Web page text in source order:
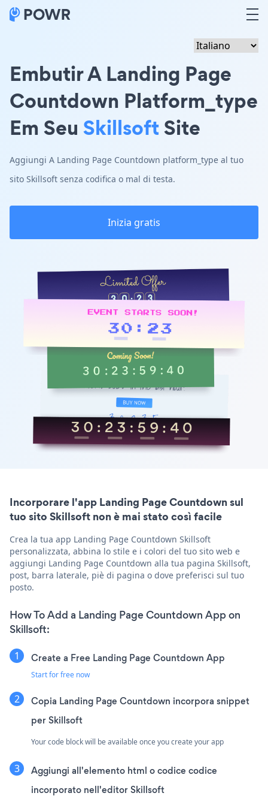
Embutir A Landing Page
Countdown Platform_type
Em Seu SkillsoftSite
Aggiungi A Landing Page Countdown platform_type al tuo
sito Skillsoft senza codifica o mal di testa.
Inizia gratis
Incorporare l'app Landing Page Countdown sul
tuo sito Skillsoft non è mai stato così facile
Crea la tua app Landing Page Countdown Skillsoft
personalizzata, abbina lo stile e i colori del tuo sito web e
aggiungi Landing Page Countdown alla tua pagina Skillsoft,
post, barra laterale, piè di pagina o dove preferisci sul tuo
posto.
How To Add a Landing Page Countdown App on
Skillsoft:
Create a Free Landing Page Countdown App
Start for free now
Copia Landing Page Countdown incorpora snippet
per Skillsoft
Your code block will be available once you create your app
Aggiungi all'elemento html o codice codice
incorporato nell'editor Skillsoft